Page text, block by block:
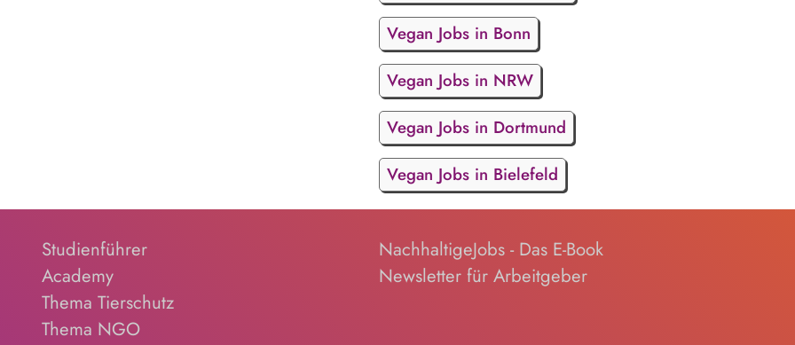
Vegan Jobs in Bonn
Vegan Jobs in NRW
Vegan Jobs in Dortmund
Vegan Jobs in Bielefeld
Studienführer
Academy
Thema Tierschutz
Thema NGO
NachhaltigeJobs - Das E-Book
Newsletter für Arbeitgeber